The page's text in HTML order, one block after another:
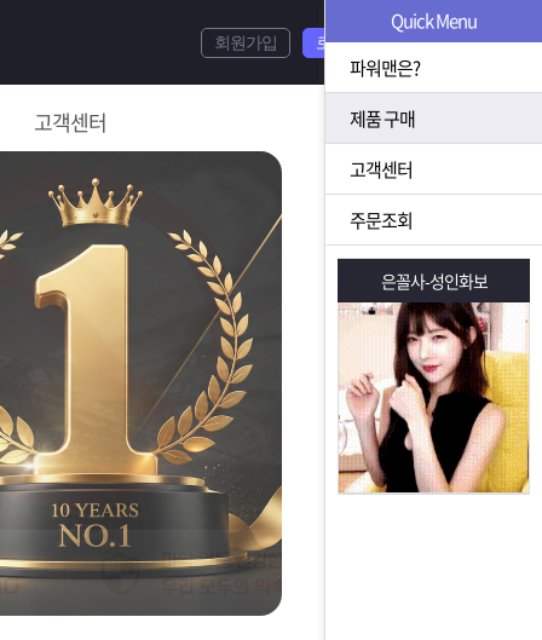
고객센터
회원가입 로그인
상황을 대비해 꼭 입금후 고객센터 연락바랍니다.
연휴 배송 및 휴무 안내
Quick Menu
파워맨은?
제품 구매
고객센터
주문조회
은꼴사-성인화보 은꼴사-성인화보